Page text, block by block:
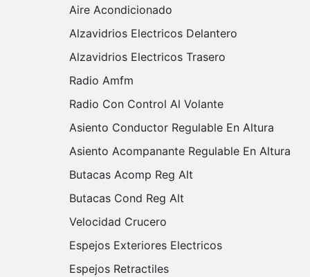
Aire Acondicionado
Alzavidrios Electricos Delantero
Alzavidrios Electricos Trasero
Radio Amfm
Radio Con Control Al Volante
Asiento Conductor Regulable En Altura
Asiento Acompanante Regulable En Altura
Butacas Acomp Reg Alt
Butacas Cond Reg Alt
Velocidad Crucero
Espejos Exteriores Electricos
Espejos Retractiles